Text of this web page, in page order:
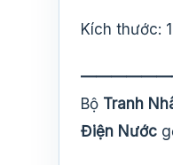
Kích thước:
Bộ Tranh
Điện Nước